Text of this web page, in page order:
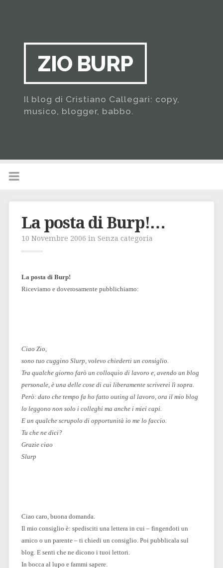
ZIO BURP
Il blog di Cristiano Callegari: copy,
musico, blogger, babbo.
La posta di Burp!…
10 Novembre 2006 in Senza categoria
La posta di Burp!
Riceviamo e doverosamente pubblichiamo:
Ciao Zio,
sono tuo cuggino Slurp, volevo chiederti un consiglio.
Tra qualche giorno farò un colloquio di lavoro e, avendo un blog
personale, è una delle cose di cui liberamente scriverei lì sopra.
Però: dato che tempo fa ho fatto outing al lavoro, ora il mio blog
lo leggono non solo i colleghi ma anche i miei capi.
E un qualche scrupolo di opportunità io me lo faccio.
Tu che ne dici?
Grazie ciao
Slurp
Ciao caro, buona domanda.
Il mio consiglio è: spedisciti una lettera in cui – fingendoti un
amico o un parente – ti chiedi un consiglio. Poi pubblicala sul
blog. E senti che ne dicono i tuoi lettori.
In bocca al lupo e fammi sapere.